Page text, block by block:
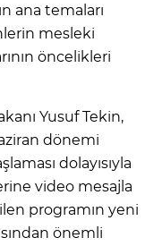
ana temaları
mesleki
öncelikleri
Yusuf Tekin,
dönemi
dolayısıyla
video mesajla
programın yeni
önemli